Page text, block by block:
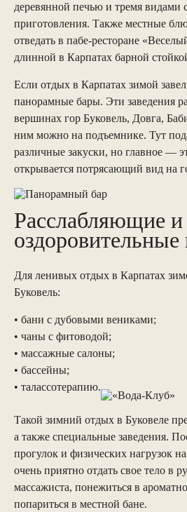
деревянной печью и тремя видами
приготовления. Также местные
отведать в пабе-ресторане
длинной в Карпатах барной
Если отдых в Карпатах зимой
панорамные бары. Эти заведения
вершинах гор Буковель, Довга,
ним можно на подъемнике. Тут
различные закуски, но главное —
открывается потрясающий вид на
Расслабляющие и
Для ленивых отдых в Карпатах
Буковель:
• бани с дубовыми вениками;
• чаны с фитоводой;
• массажные салоны;
• бассейны;
• талассотерапию.
Такой зимний отдых в Буковеле
а также специальные заведения.
прогулок и физических нагрузок
очень приятно отдать свое тело в
массажиста, понежиться в
попариться в местной бане.